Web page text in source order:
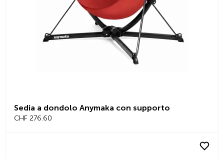
Sedia a dondolo Anymaka con supporto
CHF 276.60